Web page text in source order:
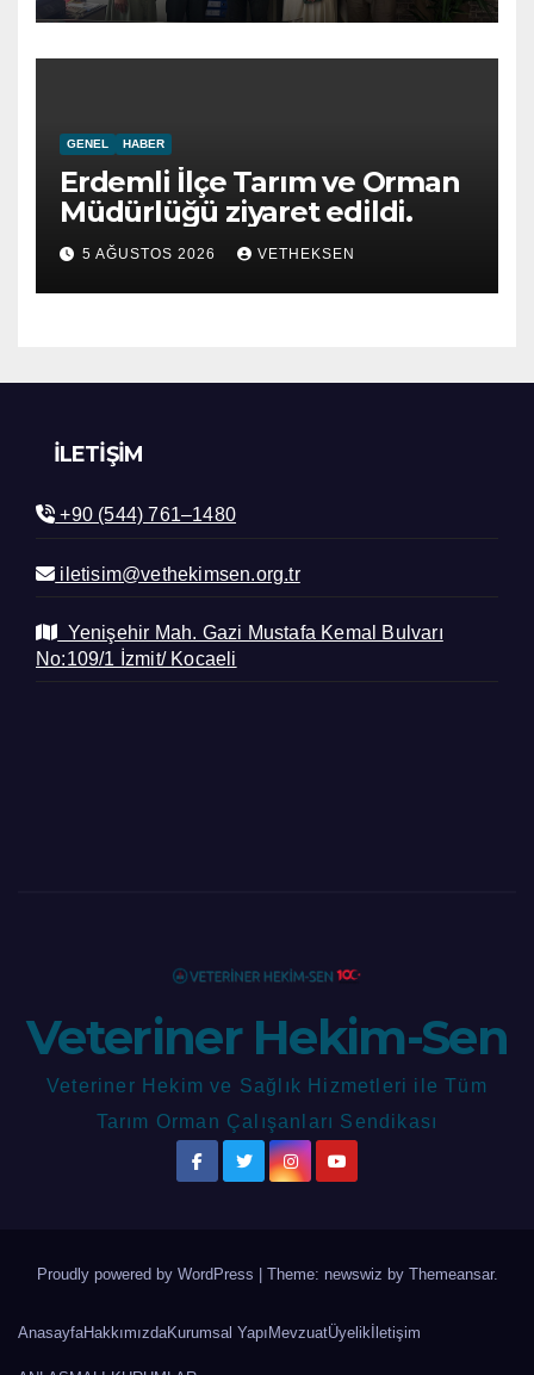
GENEL HABER
Erdemli İlçe Tarım ve Orman
Müdürlüğü ziyaret edildi.
5 AĞUSTOS 2026 VETHEKSEN
İLETIŞIM
+90 (544) 761–1480
iletisim@vethekimsen.org.tr
Yenişehir Mah. Gazi Mustafa Kemal Bulvarı
No:109/1 İzmit/ Kocaeli
Veteriner Hekim-Sen
Veteriner Hekim ve Sağlık Hizmetleri ile Tüm
Tarım Orman Çalışanları Sendikası
Proudly powered by WordPress Theme: newswiz by Themeansar.
AnasayfaHakkımızdaKurumsal YapıMevzuatÜyelikİletişim